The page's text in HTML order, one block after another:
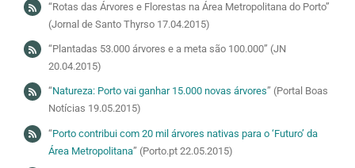
“Rotas das Árvores e Florestas na Área Metropolitana do Porto”
(Jornal de Santo Thyrso 17.04.2015)
“Plantadas 53.000 árvores e a meta são 100.000” (JN
20.04.2015)
“Natureza: Porto vai ganhar 15.000 novas árvores” (Portal Boas
Notícias 19.05.2015)
“Porto contribui com 20 mil árvores nativas para o ‘Futuro’ da
Área Metropolitana” (Porto.pt 22.05.2015)